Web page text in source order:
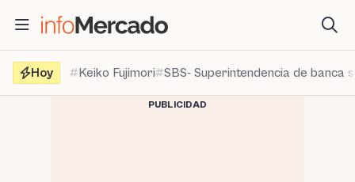
contenido
Hoy
Keiko Fujimori SBS- Superintendencia de banca
PUBLICIDAD